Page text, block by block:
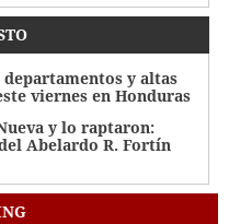
departamentos y altas
viernes en Honduras
y lo raptaron:
Abelardo R. Fortín